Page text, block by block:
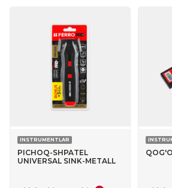
INSTRUMENTLAR
PICHOQ-SHPATEL
UNIVERSAL SINK-METALL